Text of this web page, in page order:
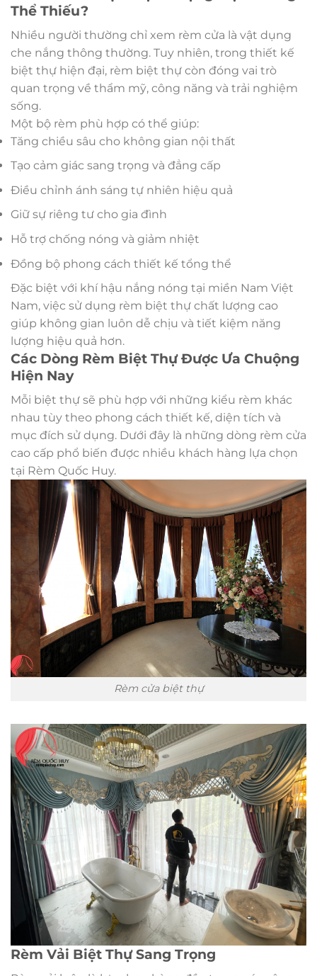
Thể Thiếu?
Nhiều người thường chỉ xem rèm cửa là vật dụng
che nắng thông thường. Tuy nhiên, trong thiết kế
biệt thự hiện đại, rèm biệt thự còn đóng vai trò
quan trọng về thẩm mỹ, công năng và trải nghiệm
sống.
Một bộ rèm phù hợp có thể giúp:
Tăng chiều sâu cho không gian nội thất
Tạo cảm giác sang trọng và đẳng cấp
Điều chỉnh ánh sáng tự nhiên hiệu quả
Giữ sự riêng tư cho gia đình
Hỗ trợ chống nóng và giảm nhiệt
Đồng bộ phong cách thiết kế tổng thể
Đặc biệt với khí hậu nắng nóng tại miền Nam Việt
Nam, việc sử dụng rèm biệt thự chất lượng cao
giúp không gian luôn dễ chịu và tiết kiệm năng
lượng hiệu quả hơn.
Các Dòng Rèm Biệt Thự Được Ưa Chuộng
Hiện Nay
Mỗi biệt thự sẽ phù hợp với những kiểu rèm khác
nhau tùy theo phong cách thiết kế, diện tích và
mục đích sử dụng. Dưới đây là những dòng rèm cửa
cao cấp phổ biến được nhiều khách hàng lựa chọn
tại Rèm Quốc Huy.
Rèm cửa biệt thự
Rèm Vải Biệt Thự Sang Trọng